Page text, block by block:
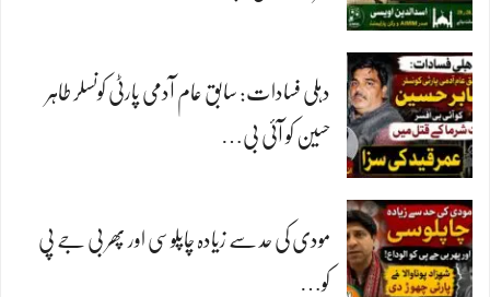
دہلی فسادات: سابق عام آدمی پارٹی کونسلر طاہر
حسین کو آئی بی…
مودی کی حد سے زیادہ چاپلوسی اور پھر بی جے پی
کو…